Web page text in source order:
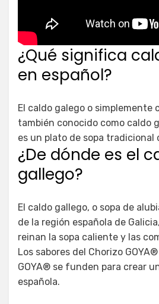
¿Qué significa
en español?
El caldo galego o simplemente
también conocido como caldo
es un plato de sopa tradicional
¿De dónde es el
gallego?
El caldo gallego, o sopa de
de la región española de
reinan la sopa caliente y las
Los sabores del Chorizo
GOYA® se funden para crear
española.